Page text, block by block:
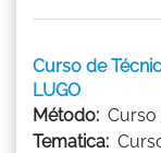
Curso de
LUGO
Método: Curso
Tematica: